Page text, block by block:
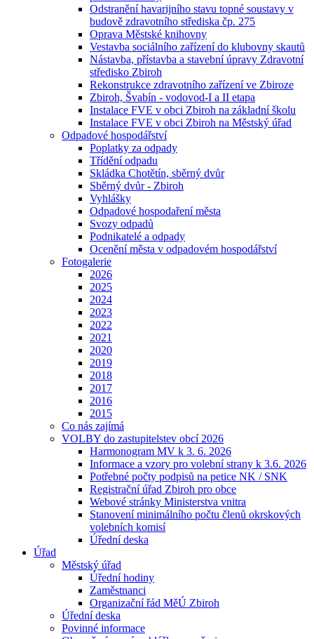
Odstranění havarijního stavu topné soustavy v
budově zdravotního střediska čp. 275
Oprava Městské knihovny
Vestavba sociálního zařízení do klubovny skautů
Nástavba, přístavba a stavební úpravy Zdravotní
středisko Zbiroh
Rekonstrukce zdravotního zařízení ve Zbiroze
Zbiroh, Švabín - vodovod-I a II etapa
Instalace FVE v obci Zbiroh na základní školu
Instalace FVE v obci Zbiroh na Městský úřad
Odpadové hospodářství
Poplatky za odpady
Třídění odpadu
Skládka Chotětín, sběrný dvůr
Sběrný dvůr - Zbiroh
Vyhlášky
Odpadové hospodaření města
Svozy odpadů
Podnikatelé a odpady
Ocenění města v odpadovém hospodářství
Fotogalerie
2026
2025
2024
2023
2022
2021
2020
2019
2018
2017
2016
2015
Co nás zajímá
VOLBY do zastupitelstev obcí 2026
Harmonogram MV k 3. 6. 2026
Informace a vzory pro volební strany k 3.6. 2026
Potřebné počty podpisů na petice NK / SNK
Registrační úřad Zbiroh pro obce
Webové stránky Ministerstva vnitra
Stanovení minimálního počtu členů okrskových
volebních komisí
Úřední deska
Úřad
Městský úřad
Úřední hodiny
Zaměstnanci
Organizační řád MěÚ Zbiroh
Úřední deska
Povinné informace